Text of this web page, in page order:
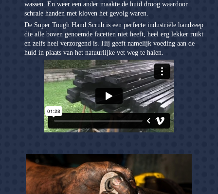
Kapotte koppakking
wassen. En weer een ander maakte de huid droog waardoor
schrale handen met kloven het gevolg waren.
De Super Tough Hand Scrub is een perfecte industriële handzeep
die alle boven genoemde facetten niet heeft, heel erg lekker ruikt
en zelfs heel verzorgend is. Hij geeft namelijk voeding aan de
huid in plaats van het natuurlijke vet weg te halen.